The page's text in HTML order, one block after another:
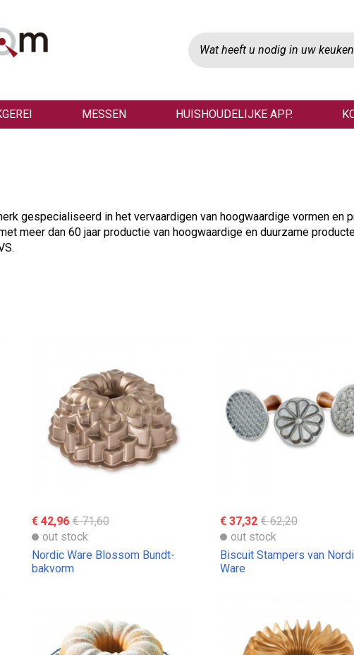
MESSEN HUISHOUDELIJKE APP.
gespecialiseerd in het vervaardigen van hoogwaardige vormen en
meer dan 60 jaar productie van hoogwaardige en duurzame
€ 42,96 € 71,60
out stock
Nordic Ware Blossom Bundt-
bakvorm
€ 37,32 € 62,20
out stock
Biscuit Stampers van
Ware